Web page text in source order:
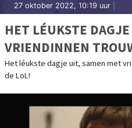
27 oktober 2022, 10:19 uur
HET LÉUKSTE
VRIENDINNEN
VOOR DE LOL!
Het léukste dagje uit, samen met
de LoL!